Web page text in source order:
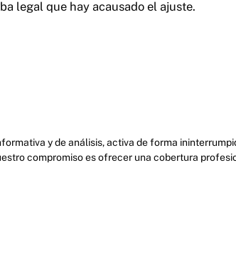
legal que hay acausado el ajuste.
y de análisis, activa de forma
compromiso es ofrecer una cobertura